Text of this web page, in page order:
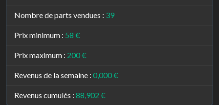
Nombre de parts vendues : 39
Prix minimum : 58 €
Prix maximum : 200 €
Revenus de la semaine : 0,000 €
Revenus cumulés : 88,902 €